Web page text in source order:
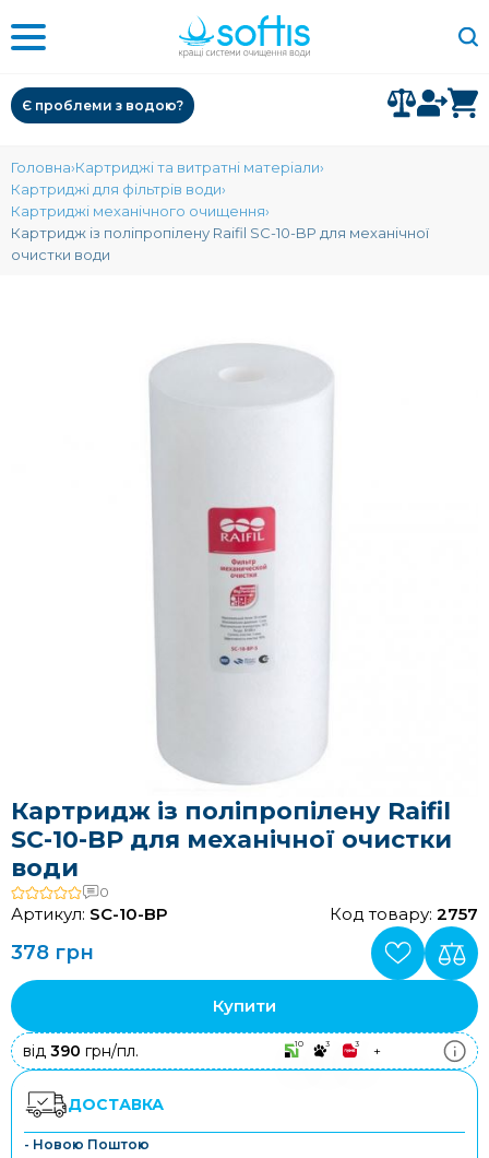
Є проблеми з водою?
Головна Картриджі та витратні матеріали
Картриджі для фільтрів води
Картриджі механічного очищення
Картридж із поліпропілену Raifil SC-10-BP для механічної
очистки води
Картридж із поліпропілену Raifil
SC-10-BP для механічної очистки
води
0
Артикул: SC-10-BP Код товару: 2757
378 грн
Купити
від 390 грн/пл. 10 3 3 +
ДОСТАВКА
- Новою Поштою